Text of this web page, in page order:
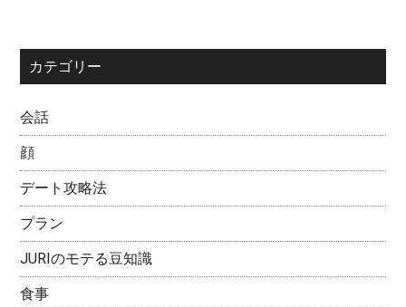
カテゴリー
会話
顔
デート攻略法
プラン
JURIのモテる豆知識
食事